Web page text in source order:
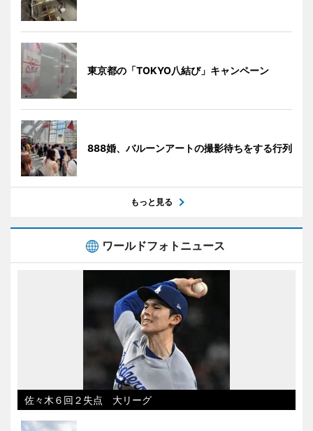
東京都の「TOKYO八結び」キャンペーン
888婚、バルーンアートの撮影待ちをする行列
もっと見る
ワールドフォトニュース
佐々木６回２失点 大リーグ